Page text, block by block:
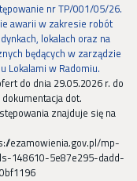
nr TP/001/05/26.
awarii w zakresie robót
lokalach oraz na
będących w zarządzie
Lokalami w Radomiu.
do dnia 29.05.2026 r. do
dokumentacja dot.
znajduje się na
ezamowienia.gov.pl/mp-
148610-5e87e295-dadd-